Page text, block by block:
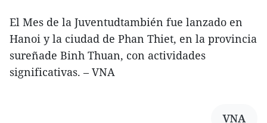
El Mes de la Juventudtambién fue lanzado en
Hanoi y la ciudad de Phan Thiet, en la provincia
sureñade Binh Thuan, con actividades
significativas. – VNA
VNA